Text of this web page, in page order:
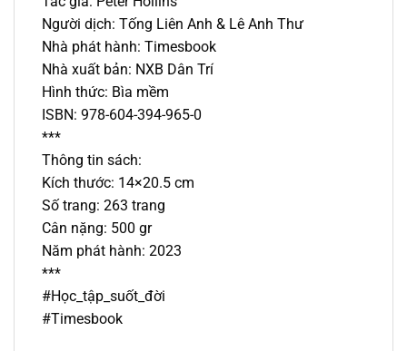
Người dịch: Tống Liên Anh & Lê Anh Thư
Nhà phát hành: Timesbook
Nhà xuất bản: NXB Dân Trí
Hình thức: Bìa mềm
ISBN: 978-604-394-965-0
***
Thông tin sách:
Kích thước: 14×20.5 cm
Số trang: 263 trang
Cân nặng: 500 gr
Năm phát hành: 2023
***
#Học_tập_suốt_đời
#Timesbook